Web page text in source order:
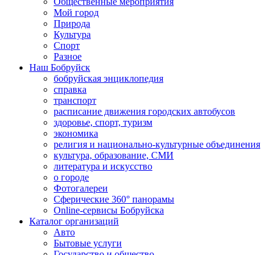
Мой город
Природа
Культура
Спорт
Разное
Наш Бобруйск
бобруйская энциклопедия
справка
транспорт
расписание движения городских автобусов
здоровье, спорт, туризм
экономика
религия и национально-культурные объединения
культура, образование, СМИ
литература и искусство
о городе
Фотогалереи
Сферические 360° панорамы
Online-сервисы Бобруйска
Каталог организаций
Авто
Бытовые услуги